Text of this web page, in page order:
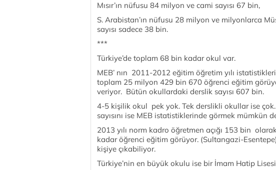
Mısır’ın nüfusu 84 milyon ve cami sayısı 67 bin,
S. Arabistan’ın nüfusu 28 milyon ve milyonlarca
sayısı sadece 38 bin.
***
Türkiye’de toplam 68 bin kadar okul var.
MEB’ nın 2011-2012 eğitim öğretim yılı
toplam 25 milyon 429 bin 670 öğrenci eğitim
veriyor. Bütün okullardaki derslik sayısı 607 bin.
4-5 kişilik okul pek yok. Tek derslikli okullar ise
sayısını ise MEB istatistiklerinde görmek mümkün
2013 yılı norm kadro öğretmen açığı 153 bin
kadar öğrenci eğitim görüyor. (Sultangazi-
kişiye çıkabiliyor.
Türkiye’nin en büyük okulu ise bir İmam Hatip